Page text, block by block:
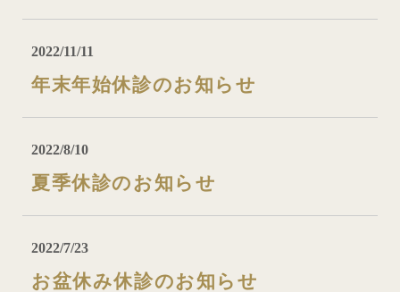
2022/11/11
年末年始休診のお知らせ
2022/8/10
夏季休診のお知らせ
2022/7/23
お盆休み休診のお知らせ